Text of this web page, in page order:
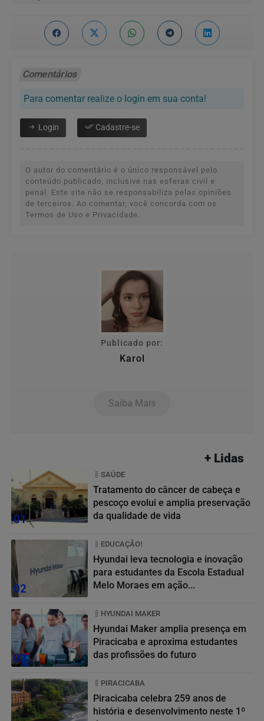
Comentários
Para comentar realize o login em sua conta!
Login Cadastre-se
O autor do comentário é o único responsável pelo
conteúdo publicado, inclusive nas esferas civil e
penal. Este site não se responsabiliza pelas opiniões
de terceiros. Ao comentar, você concorda com os
Termos de Uso e Privacidade.
Publicado por:
Karol
Saiba Mais
+ Lidas
01
SAÚDE
Tratamento do câncer de cabeça e
pescoço evolui e amplia preservação
da qualidade de vida
02
EDUCAÇÃO!
Hyundai leva tecnologia e inovação
para estudantes da Escola Estadual
Melo Moraes em ação...
03
HYUNDAI MAKER
Hyundai Maker amplia presença em
Piracicaba e aproxima estudantes
das profissões do futuro
PIRACICABA
Piracicaba celebra 259 anos de
história e desenvolvimento neste 1º